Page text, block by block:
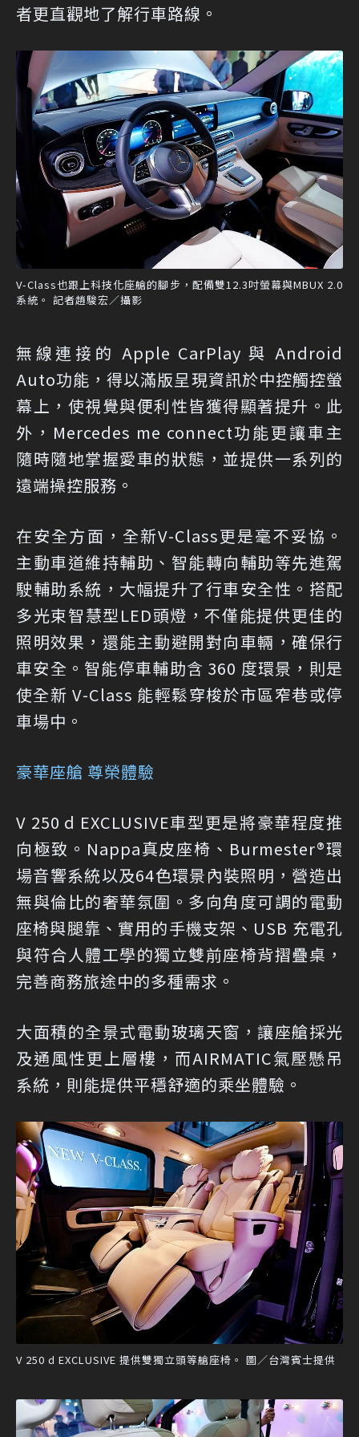
者更直觀地了解行車路線。
V-Class也跟上科技化座艙的腳步，配備雙12.3吋螢幕與MBUX 2.0
系統。 記者趙駿宏／攝影
無線連接的 Apple CarPlay 與 Android
Auto功能，得以滿版呈現資訊於中控觸控螢
幕上，使視覺與便利性皆獲得顯著提升。此
外，Mercedes me connect功能更讓車主
隨時隨地掌握愛車的狀態，並提供一系列的
遠端操控服務。
在安全方面，全新V-Class更是毫不妥協。
主動車道維持輔助、智能轉向輔助等先進駕
駛輔助系統，大幅提升了行車安全性。搭配
多光束智慧型LED頭燈，不僅能提供更佳的
照明效果，還能主動避開對向車輛，確保行
車安全。智能停車輔助含 360 度環景，則是
使全新 V-Class 能輕鬆穿梭於市區窄巷或停
車場中。
豪華座艙 尊榮體驗
V 250 d EXCLUSIVE車型更是將豪華程度推
向極致。Nappa真皮座椅、Burmester®環
場音響系統以及64色環景內裝照明，營造出
無與倫比的奢華氛圍。多向角度可調的電動
座椅與腿靠、實用的手機支架、USB 充電孔
與符合人體工學的獨立雙前座椅背摺疊桌，
完善商務旅途中的多種需求。
大面積的全景式電動玻璃天窗，讓座艙採光
及通風性更上層樓，而AIRMATIC氣壓懸吊
系統，則能提供平穩舒適的乘坐體驗。
V 250 d EXCLUSIVE 提供雙獨立頭等艙座椅。 圖／台灣賓士提供